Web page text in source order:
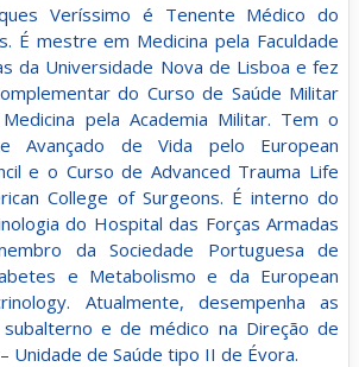
Veríssimo é Tenente Médico do
É mestre em Medicina pela Faculdade
da Universidade Nova de Lisboa e fez
do Curso de Saúde Militar
pela Academia Militar. Tem o
Avançado de Vida pelo European
e o Curso de Advanced Trauma Life
College of Surgeons. É interno do
do Hospital das Forças Armadas
da Sociedade Portuguesa de
e Metabolismo e da European
Atualmente, desempenha as
e de médico na Direção de
Unidade de Saúde tipo II de Évora.